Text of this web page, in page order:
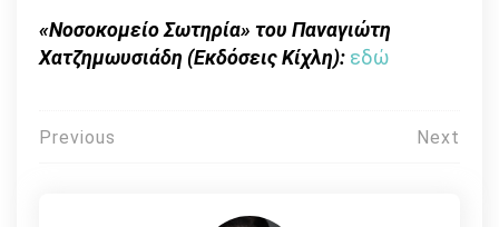
«Νοσοκομείο Σωτηρία» του Παναγιώτη
Χατζημωυσιάδη (Εκδόσεις Κίχλη): εδώ
Πλοήγηση
Previous Next